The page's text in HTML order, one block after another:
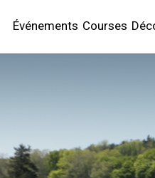
Événements Courses